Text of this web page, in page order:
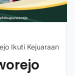
Ikuti Kejuaraan